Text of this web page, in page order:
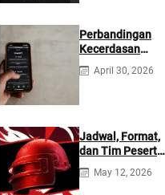
Perbandingan
Kecerdasan
Buatan Claude
dan ChatGPT:
April 30, 2026
Jadwal, Format,
dan Tim Peserta
Main Event PMIO
2026
May 12, 2026